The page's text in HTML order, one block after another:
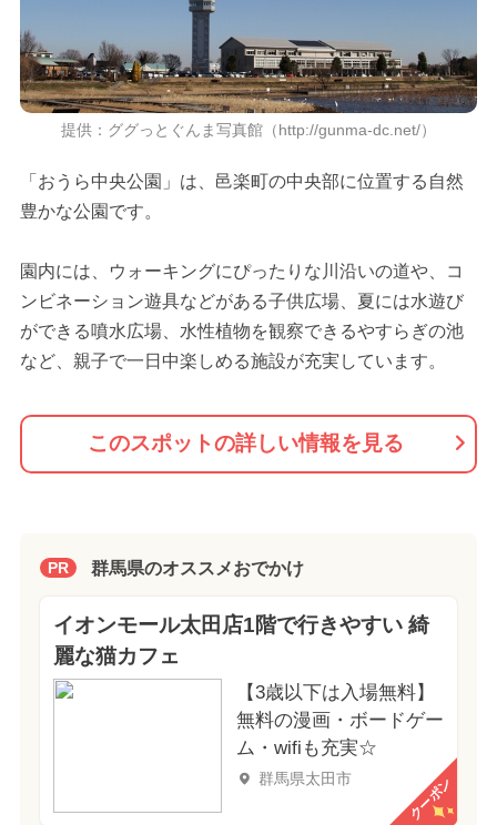
提供：ググっとぐんま写真館（http://gunma-dc.net/）
「おうら中央公園」は、邑楽町の中央部に位置する自然
豊かな公園です。
園内には、ウォーキングにぴったりな川沿いの道や、コ
ンビネーション遊具などがある子供広場、夏には水遊び
ができる噴水広場、水性植物を観察できるやすらぎの池
など、親子で一日中楽しめる施設が充実しています。
このスポットの詳しい情報を見る
PR 群馬県のオススメおでかけ
イオンモール太田店1階で行きやすい 綺
麗な猫カフェ
【3歳以下は入場無料】
無料の漫画・ボードゲー
ム・wifiも充実☆
群馬県太田市 クーポン